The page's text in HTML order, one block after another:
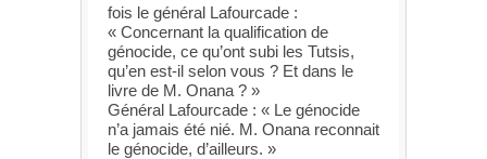
fois le général Lafourcade :
« Concernant la qualification de
génocide, ce qu’ont subi les Tutsis,
qu’en est-il selon vous ? Et dans le
livre de M. Onana ? »
Général Lafourcade : « Le génocide
n’a jamais été nié. M. Onana reconnait
le génocide, d’ailleurs. »